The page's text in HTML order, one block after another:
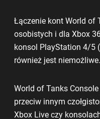
Łączenie kont World of
osobistych i dla Xbox
konsol PlayStation 4/5
również jest niemożliwe.
World of Tanks
przeciw innym
Xbox Live czy